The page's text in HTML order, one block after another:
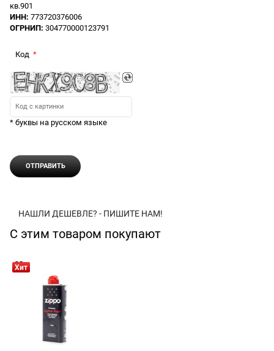
кв.901
ИНН: 773720376006
ОГРНИП: 304770000123791
Код
* буквы на русском языке
НАШЛИ ДЕШЕВЛЕ? - ПИШИТЕ НАМ!
С этим товаром покупают
Хит